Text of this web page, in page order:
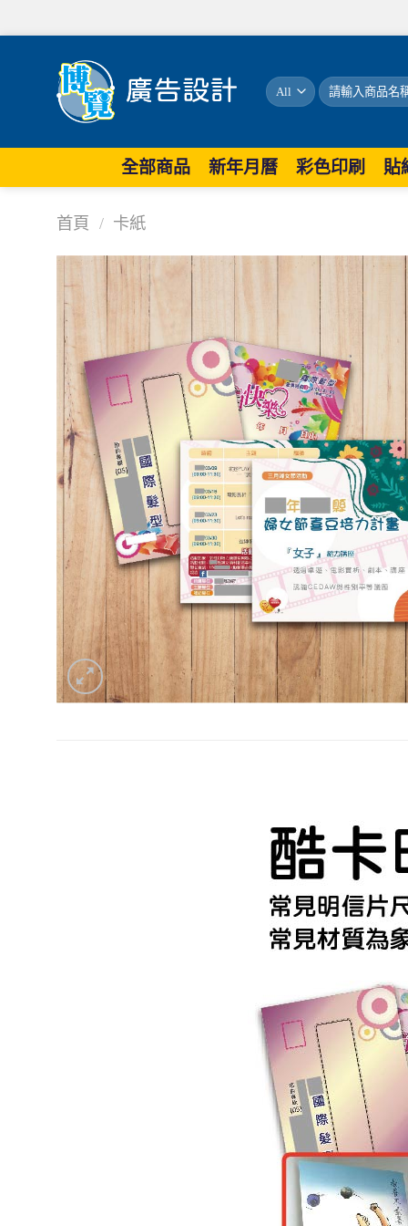
搜
尋
全部商品 新年月曆 彩色印刷 貼
首頁 / 卡紙